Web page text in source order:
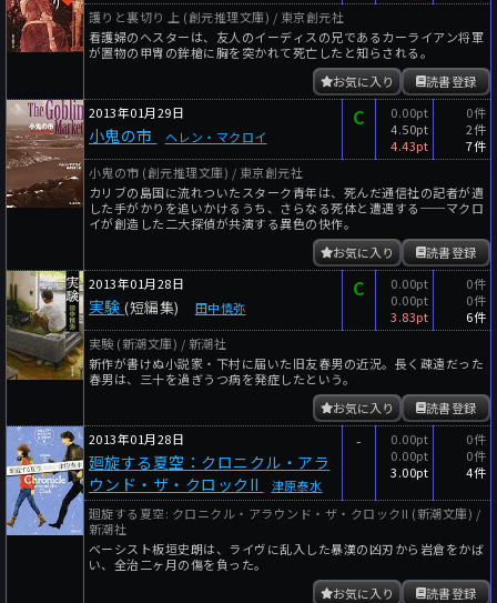
護りと裏切り 上 (創元推理文庫) / 東京創元社
看護婦のヘスターは、友人のイーディスの兄であるカーライアン将軍
が置物の甲胄の鉾槍に胸を突かれて死亡したと知らされる。
読書登録
お気に入り
2013年01月29日
小鬼の市 ヘレン・マクロイ
C
0.00pt
4.50pt
4.43pt
0件
2件
7件
小鬼の市 (創元推理文庫) / 東京創元社
カリブの島国に流れついたスターク青年は、死んだ通信社の記者が遺
した手がかりを追いかけるうち、さらなる死体と遭遇する──マクロ
イが創造した二大探偵が共演する異色の快作。
読書登録
お気に入り
2013年01月28日
実験 (短編集) 田中慎弥
C
0.00pt
0.00pt
3.83pt
0件
0件
6件
実験 (新潮文庫) / 新潮社
新作が書けぬ小説家・下村に届いた旧友春男の近況。長く疎遠だった
春男は、三十を過ぎうつ病を発症したという。
読書登録
お気に入り
2013年01月28日
廻旋する夏空：クロニクル・アラ
ウンド・ザ・クロックII
津原泰水
-
0.00pt
0.00pt
3.00pt
0件
0件
4件
廻旋する夏空: クロニクル・アラウンド・ザ・クロックII (新潮文庫) /
新潮社
ベーシスト板垣史朗は、ライヴに乱入した暴漢の凶刃から岩倉をかば
い、全治二ヶ月の傷を負った。
読書登録
お気に入り